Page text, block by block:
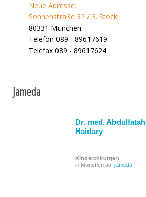
Neue Adresse:
Sonnenstraße 32 / 3. Stock
80331 München
Telefon 089 - 89617619
Telefax 089 - 89617624
Jameda
Dr. med. Abdulfatah
Haidary
Kinderchirurgen
in München auf jameda